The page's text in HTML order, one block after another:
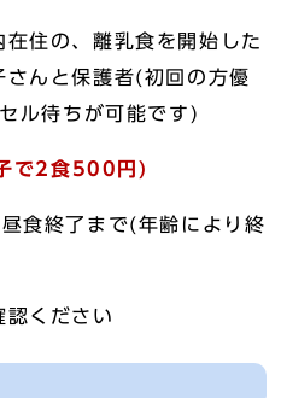
在住の、離乳食を開始した
んと保護者(初回の方優
ル待ちが可能です)
で2食500円)
食終了まで(年齢により終
認ください